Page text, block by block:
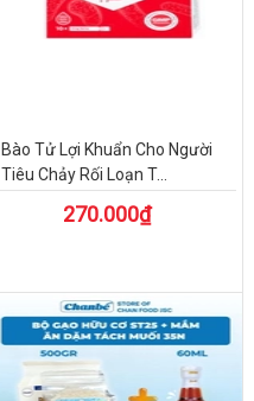
Bào Tử Lợi Khuẩn Cho Người
Tiêu Chảy Rối Loạn T...
270.000₫